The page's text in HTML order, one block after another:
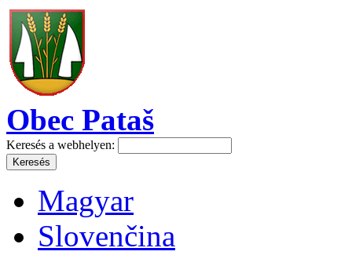
Obec Pataš
Keresés a webhelyen:
Magyar
Slovenčina